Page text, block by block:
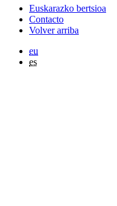
Euskarazko bertsioa
Contacto
Volver arriba
eu
es